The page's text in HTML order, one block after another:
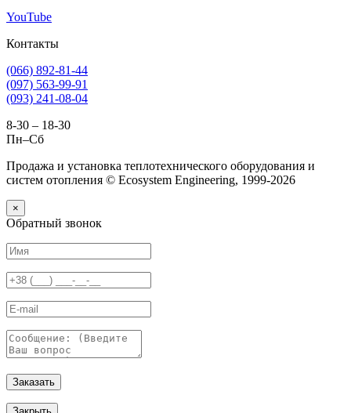
YouTube
Контакты
(066) 892-81-44
(097) 563-99-91
(093) 241-08-04
8-30 – 18-30
Пн–Сб
Продажа и установка теплотехнического оборудования и
систем отопления © Ecosystem Engineering, 1999-2026
×
Обратный звонок
Заказать